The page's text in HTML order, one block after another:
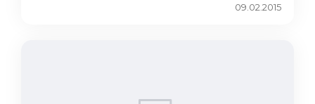
09.02.2015